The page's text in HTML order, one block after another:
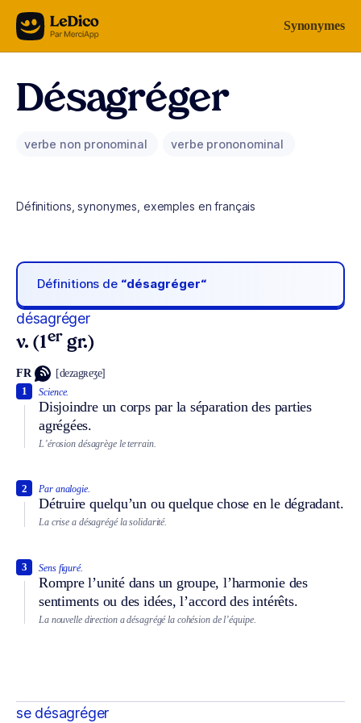
Aller au contenu Synonymes
Désagréger
verbe non pronominal verbe prononominal
Définitions, synonymes, exemples en français
Définitions de “désagréger“
désagréger
v. (1er gr.)
FR [dezagʀeʒe]
Science.
Disjoindre un corps par la séparation des parties
agrégées.
1
L’érosion désagrège le terrain.
Par analogie.
Détruire quelqu’un ou quelque chose en le dégradant.
2
La crise a désagrégé la solidarité.
Sens figuré.
Rompre l’unité dans un groupe, l’harmonie des
sentiments ou des idées, l’accord des intérêts.
3
La nouvelle direction a désagrégé la cohésion de l’équipe.
se désagréger